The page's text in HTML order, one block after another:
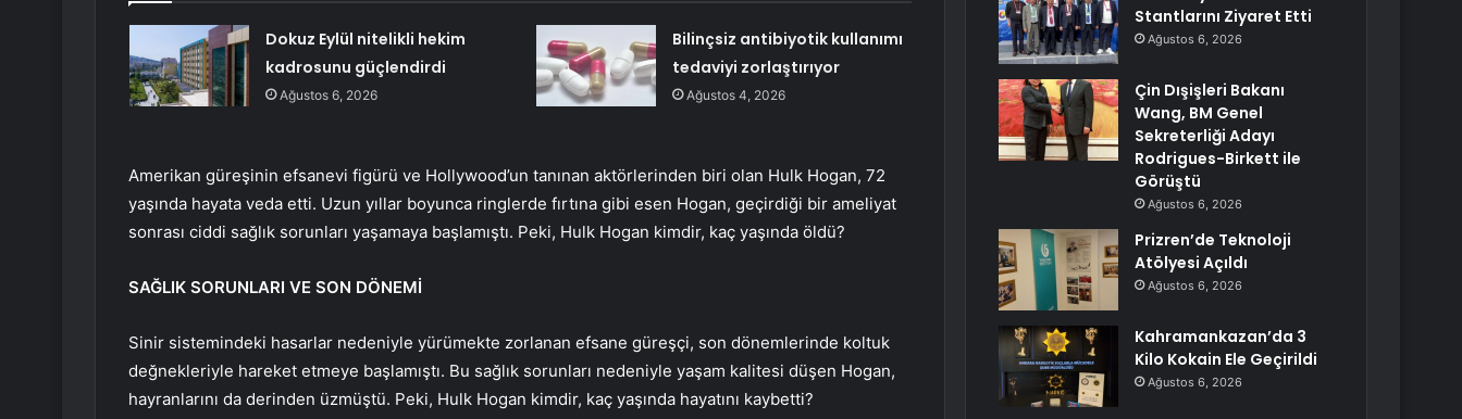
Dokuz Eylül nitelikli hekim
kadrosunu güçlendirdi
Ağustos 6, 2026
Bilinçsiz antibiyotik kullanımı
tedaviyi zorlaştırıyor
Ağustos 4, 2026
Amerikan güreşinin efsanevi figürü ve Hollywood’un tanınan aktörlerinden biri olan Hulk Hogan, 72
yaşında hayata veda etti. Uzun yıllar boyunca ringlerde fırtına gibi esen Hogan, geçirdiği bir ameliyat
sonrası ciddi sağlık sorunları yaşamaya başlamıştı. Peki, Hulk Hogan kimdir, kaç yaşında öldü?
SAĞLIK SORUNLARI VE SON DÖNEMİ
Sinir sistemindeki hasarlar nedeniyle yürümekte zorlanan efsane güreşçi, son dönemlerinde koltuk
değnekleriyle hareket etmeye başlamıştı. Bu sağlık sorunları nedeniyle yaşam kalitesi düşen Hogan,
hayranlarını da derinden üzmüştü. Peki, Hulk Hogan kimdir, kaç yaşında hayatını kaybetti?
Stantlarını Ziyaret Etti
Ağustos 6, 2026
Çin Dışişleri Bakanı
Wang, BM Genel
Sekreterliği Adayı
Rodrigues-Birkett ile
Görüştü
Ağustos 6, 2026
Prizren’de Teknoloji
Atölyesi Açıldı
Ağustos 6, 2026
Kahramankazan’da 3
Kilo Kokain Ele Geçirildi
Ağustos 6, 2026